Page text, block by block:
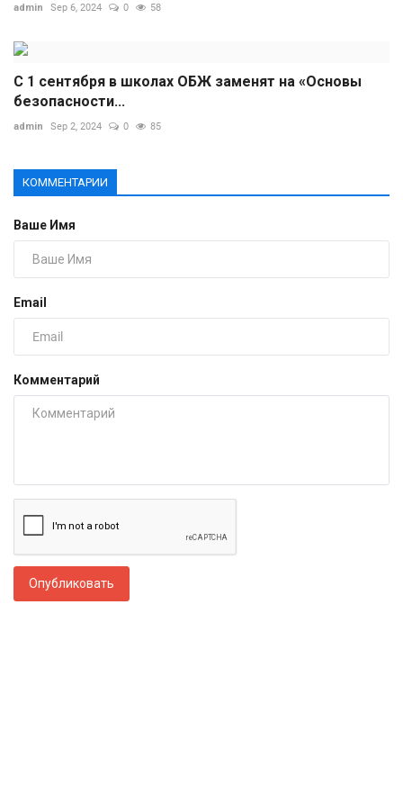
admin Sep 6, 2024 0 58
С 1 сентября в школах ОБЖ заменят на «Основы
безопасности...
admin Sep 2, 2024 0 85
КОММЕНТАРИИ
Ваше Имя
Email
Комментарий
Опубликовать